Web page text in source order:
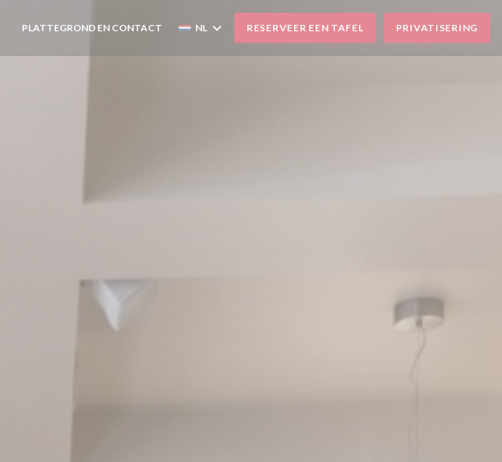
((OPENT IN EEN NIEUW VENSTER))
PLATTEGROND EN CONTACT NL RESERVEER EEN TAFEL PRIVATISERING